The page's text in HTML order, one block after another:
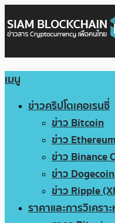
เมนู
ข่าวคริปโตเคอเรนซี่
ข่าว Bitcoin
ข่าว
ข่าว Binance
ข่าว Dogecoin
ข่าว Ripple
ราคาและการวิเครา